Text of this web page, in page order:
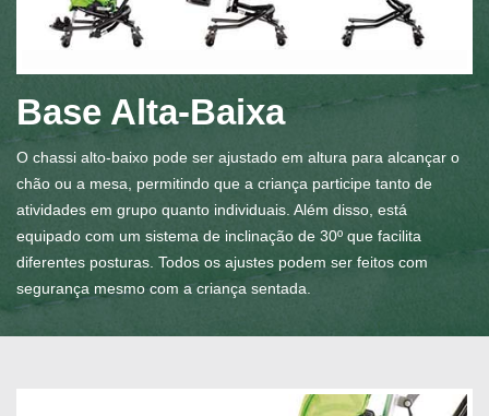
Base Alta-Baixa
O chassi alto-baixo pode ser ajustado em altura para alcançar o
chão ou a mesa, permitindo que a criança participe tanto de
atividades em grupo quanto individuais. Além disso, está
equipado com um sistema de inclinação de 30º que facilita
diferentes posturas. Todos os ajustes podem ser feitos com
segurança mesmo com a criança sentada.